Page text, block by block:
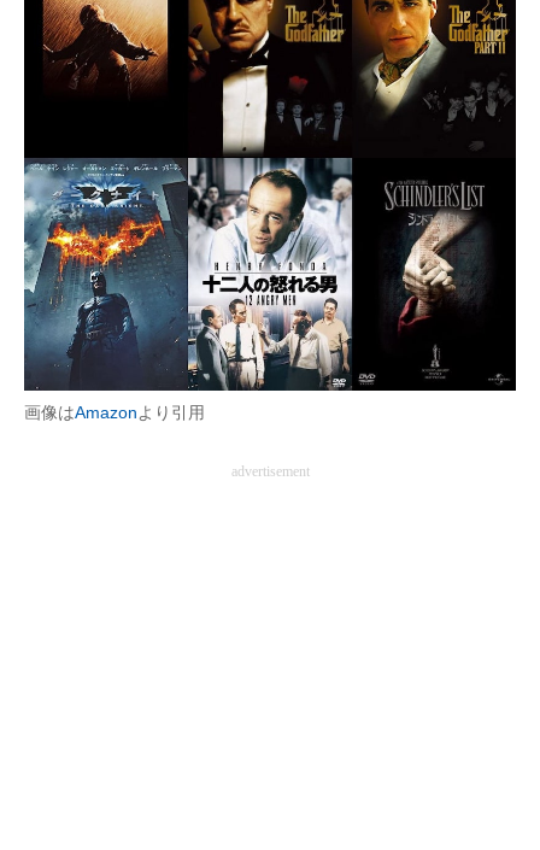
マーケ×ITの今がよく分かる
ITエンジニア向け専門サイト
企業向けIT製品の総合サイト
IT製品の技術・比較・事例
製造業のIT導入・活用を支援
モノづくり技術者専門サイト
エレクトロニクス専門サイト
電子設計の基本と応用
画像はAmazonより引用
advertisement